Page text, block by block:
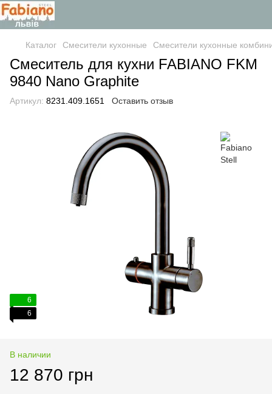
Каталог Смесители кухонные Смесители кухонные
Смеситель для кухни FABIANO FKM
9840 Nano Graphite
Артикул: 8231.409.1651 Оставить отзыв
6
6
В наличии
12 870 грн